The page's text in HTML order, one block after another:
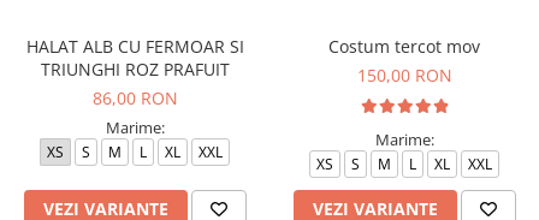
HALAT ALB CU FERMOAR SI
TRIUNGHI ROZ PRAFUIT
86,00 RON
Marime:
XS S M L XL XXL
VEZI VARIANTE
Costum tercot mov
150,00 RON
Marime:
XS S M L XL XXL
VEZI VARIANTE